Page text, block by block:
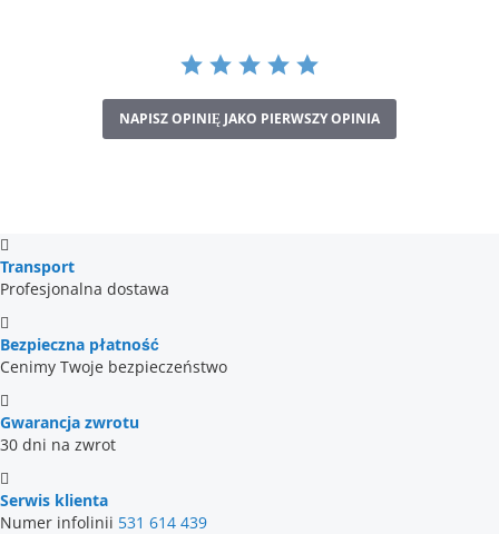
NAPISZ OPINIĘ JAKO PIERWSZY OPINIA
Transport
Profesjonalna dostawa
Bezpieczna płatność
Cenimy Twoje bezpieczeństwo
Gwarancja zwrotu
30 dni na zwrot
Serwis klienta
Numer infolinii 531 614 439